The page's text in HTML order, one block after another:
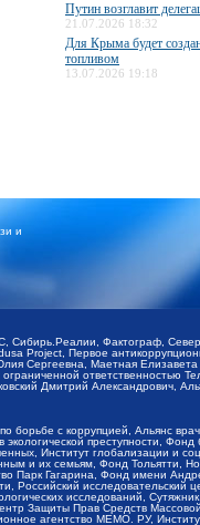
Путин возглавит
21.07.2026 18:32
Для Крыма будет
топливом
13.07.2026 19:18
и
Фактограф,
Project, Первое
Сергеевна, Маетная
Дмитрий Александрович,
борьбе с коррупцией,
преступности,
Институт глобализации
и их семьям, Фонд Тольятти,
Парк Гагарина, Фонд имени
исследовательский
исследований,
Защиты Прав Средств
агентство МЕМО. РУ,